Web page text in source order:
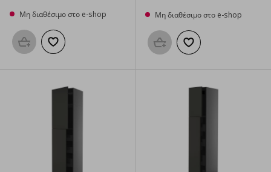
Μη διαθέσιμο στο e-shop
Προσθήκη στο καλάθι
Προσθήκη στα αγαπημένα
Μη διαθέσιμο στο e-shop
Προσθήκη στο καλάθι
Προσθήκη στα